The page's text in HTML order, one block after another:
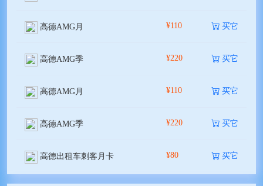
高德AMG月 ¥110 买它
高德AMG季 ¥220 买它
高德AMG月 ¥110 买它
高德AMG季 ¥220 买它
高德出租车刺客月卡 ¥80 买它